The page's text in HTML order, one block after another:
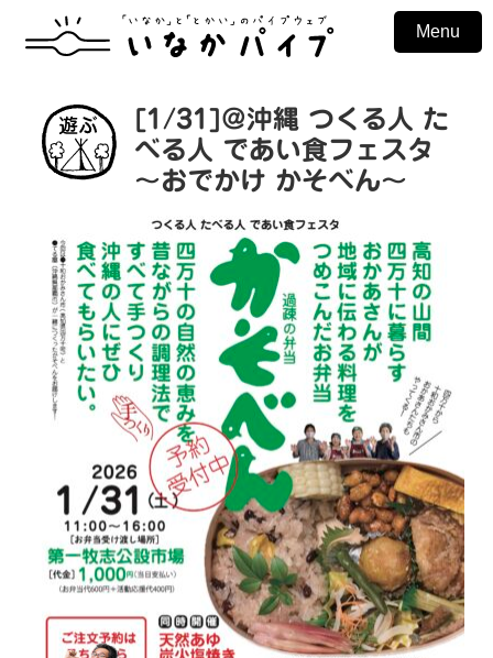
Menu
ぶ
[1/31]@沖縄 つくる人 た
べる人 であい食フェスタ
〜おでかけ かそべん〜